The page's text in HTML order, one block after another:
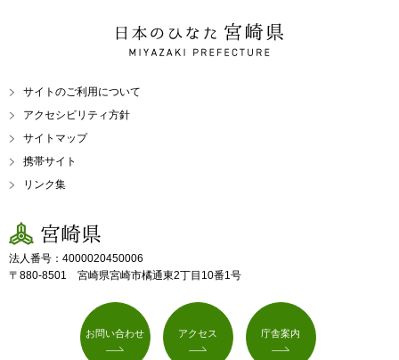
日本のひなた 宮崎県
MIYAZAKI PREFECTURE
サイトのご利用について
アクセシビリティ方針
サイトマップ
携帯サイト
リンク集
宮崎県
法人番号：4000020450006
〒880-8501 宮崎県宮崎市橘通東2丁目10番1号
お問い合わせ アクセス 庁舎案内